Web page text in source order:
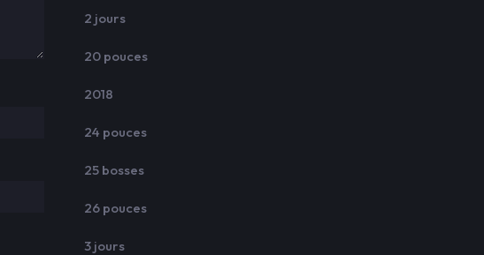
2 jours
20 pouces
2018
24 pouces
25 bosses
26 pouces
3 jours